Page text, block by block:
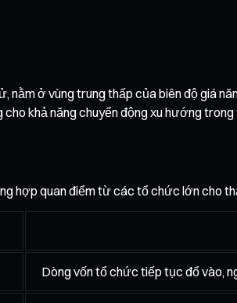
nằm ở vùng trung thấp của biên độ giá
khả năng chuyển động xu hướng
hợp quan điểm từ các tổ chức lớn cho
Dòng vốn tổ chức tiếp tục đổ vào,